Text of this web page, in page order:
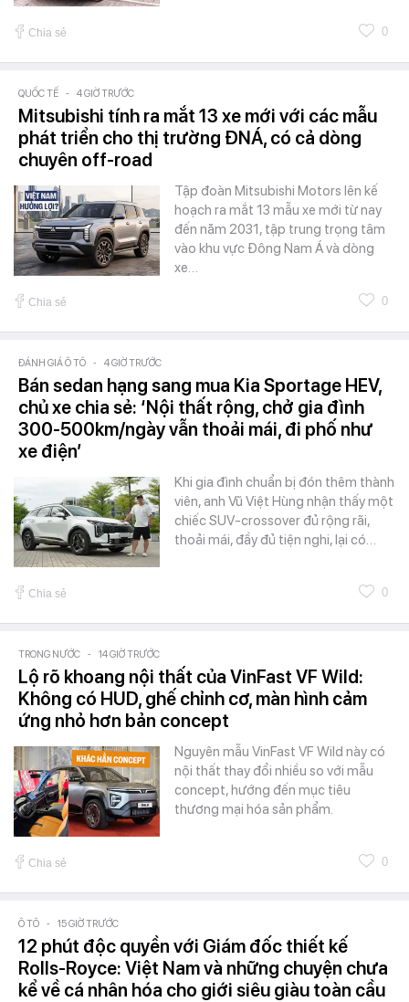
Chia sẻ 0
QUỐC TẾ - 4 GIỜ TRƯỚC
Mitsubishi tính ra mắt 13 xe mới với các mẫu
phát triển cho thị trường ĐNÁ, có cả dòng
chuyên off-road
Tập đoàn Mitsubishi Motors lên kế
hoạch ra mắt 13 mẫu xe mới từ nay
đến năm 2031, tập trung trọng tâm
vào khu vực Đông Nam Á và dòng
xe…
Chia sẻ 0
ĐÁNH GIÁ Ô TÔ - 4 GIỜ TRƯỚC
Bán sedan hạng sang mua Kia Sportage HEV,
chủ xe chia sẻ: ‘Nội thất rộng, chở gia đình
300-500km/ngày vẫn thoải mái, đi phố như
xe điện’
Khi gia đình chuẩn bị đón thêm thành
viên, anh Vũ Việt Hùng nhận thấy một
chiếc SUV-crossover đủ rộng rãi,
thoải mái, đầy đủ tiện nghi, lại có…
Chia sẻ 0
TRONG NƯỚC - 14 GIỜ TRƯỚC
Lộ rõ khoang nội thất của VinFast VF Wild:
Không có HUD, ghế chỉnh cơ, màn hình cảm
ứng nhỏ hơn bản concept
Nguyên mẫu VinFast VF Wild này có
nội thất thay đổi nhiều so với mẫu
concept, hướng đến mục tiêu
thương mại hóa sản phẩm.
Chia sẻ 0
Ô TÔ - 15 GIỜ TRƯỚC
12 phút độc quyền với Giám đốc thiết kế
Rolls-Royce: Việt Nam và những chuyện chưa
kể về cá nhân hóa cho giới siêu giàu toàn cầu